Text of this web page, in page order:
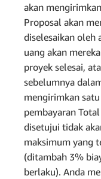
akan
Proposal akan
diselesaikan oleh
uang akan
proyek selesai,
sebelumnya
mengirimkan
pembayaran
disetujui tidak
maksimum yang
(ditambah 3%
berlaku). Anda